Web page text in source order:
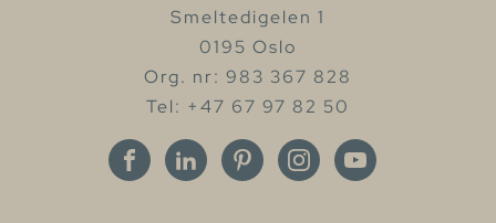
Smeltedigelen 1
0195 Oslo
Org. nr: 983 367 828
Tel: +47 67 97 82 50